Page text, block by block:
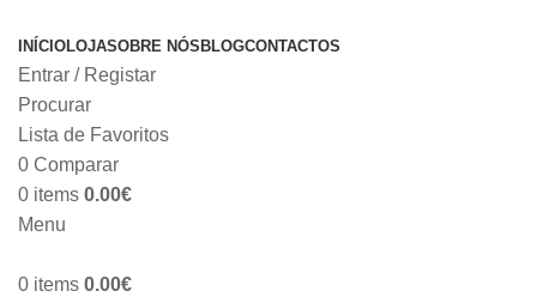
INÍCIOLOJASOBRE NÓS BLOGCONTACTOS
Entrar / Registar
Procurar
Lista de Favoritos
0 Comparar
0 items 0.00€
Menu
0 items 0.00€